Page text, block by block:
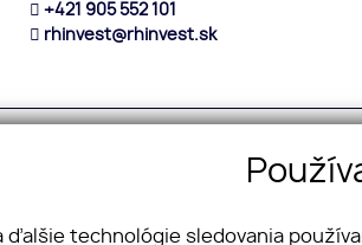
ďalšie technológie sledovania
+421 905 552 101
rhinvest@rhinvest.sk